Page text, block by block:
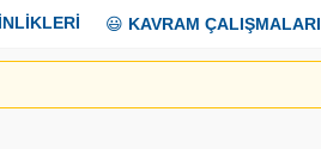
😃 KAVRAM ÇALIŞMALARI